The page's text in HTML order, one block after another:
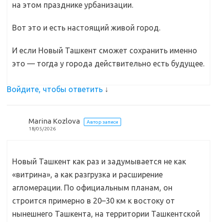
на этом празднике урбанизации.
Вот это и есть настоящий живой город.
И если Новый Ташкент сможет сохранить именно
это — тогда у города действительно есть будущее.
Войдите, чтобы ответить ↓
Marina Kozlova
Автор записи
18/05/2026
Новый Ташкент как раз и задумывается не как
«витрина», а как разгрузка и расширение
агломерации. По официальным планам, он
строится примерно в 20–30 км к востоку от
нынешнего Ташкента, на территории Ташкентской